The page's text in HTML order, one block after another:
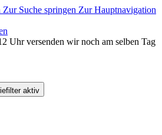
Zur Suche springen Zur Hauptnavigation
Uhr versenden wir noch am selben Tag
aktiv